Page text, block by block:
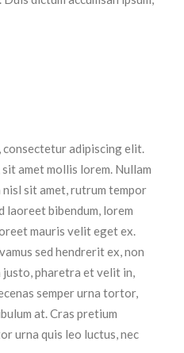
consectetur adipiscing elit.
amet mollis lorem. Nullam
nisl sit amet, rutrum tempor
laoreet bibendum, lorem
mauris velit eget ex.
sed hendrerit ex, non
justo, pharetra et velit in,
semper urna tortor,
at. Cras pretium
urna quis leo luctus, nec